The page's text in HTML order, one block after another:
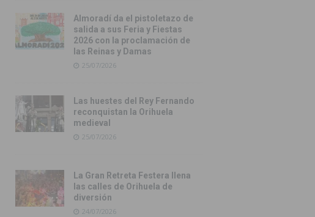
Almoradí da el pistoletazo de
salida a sus Feria y Fiestas
2026 con la proclamación de
las Reinas y Damas
25/07/2026
Las huestes del Rey Fernando
reconquistan la Orihuela
medieval
25/07/2026
La Gran Retreta Festera llena
las calles de Orihuela de
diversión
24/07/2026